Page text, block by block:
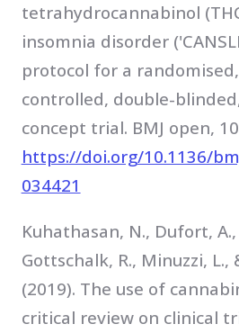
tetrahydrocannabinol
insomnia disorder
protocol for a
controlled, double-
concept trial. BMJ open,
https://doi.org/10.1136/
034421
Kuhathasan, N., Dufort,
Gottschalk, R., Minuzzi, L.,
(2019). The use of
critical review on clinical